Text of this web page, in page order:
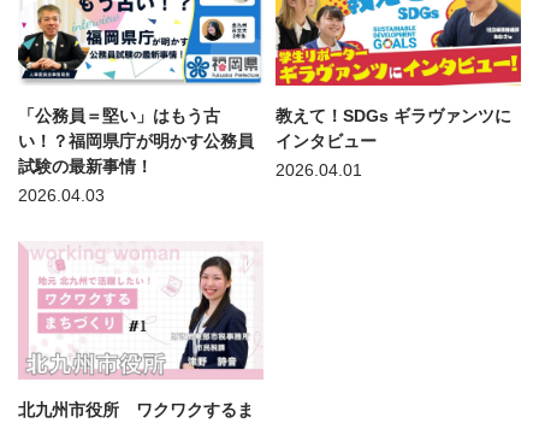
「公務員＝堅い」はもう古
い！？福岡県庁が明かす公務員
試験の最新事情！
2026.04.03
教えて！SDGs ギラヴァンツに
インタビュー
2026.04.01
北九州市役所 ワクワクするま